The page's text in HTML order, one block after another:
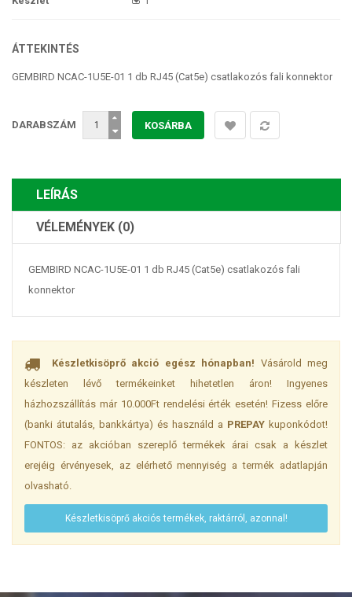
ÁTTEKINTÉS
GEMBIRD NCAC-1U5E-01 1 db RJ45 (Cat5e) csatlakozós fali konnektor
DARABSZÁM
LEÍRÁS
VÉLEMÉNYEK (0)
GEMBIRD NCAC-1U5E-01 1 db RJ45 (Cat5e) csatlakozós fali
konnektor
Készletkisöprő akció egész hónapban! Vásárold meg
készleten lévő termékeinket hihetetlen áron! Ingyenes
házhozszállítás már 10.000Ft rendelési érték esetén! Fizess előre
(banki átutalás, bankkártya) és használd a PREPAY kuponkódot!
FONTOS: az akcióban szereplő termékek árai csak a készlet
erejéig érvényesek, az elérhető mennyiség a termék adatlapján
olvasható.
Készletkisöprő akciós termékek, raktárról, azonnal!